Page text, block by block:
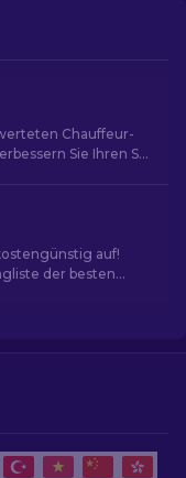
Chauffeur-
Sie Ihren Stil
auf!
der besten